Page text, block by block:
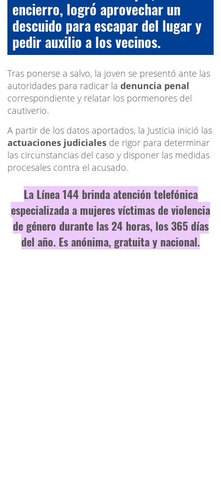
encierro, logró aprovechar un
descuido para escapar del lugar y
pedir auxilio a los vecinos.
Tras ponerse a salvo, la joven se presentó ante las
autoridades para radicar la denuncia penal
correspondiente y relatar los pormenores del
cautiverio.
A partir de los datos aportados, la Justicia inició las
actuaciones judiciales de rigor para determinar
las circunstancias del caso y disponer las medidas
procesales contra el acusado.
La Línea 144 brinda atención telefónica
especializada a mujeres víctimas de violencia
de género durante las 24 horas, los 365 días
del año. Es anónima, gratuita y nacional.